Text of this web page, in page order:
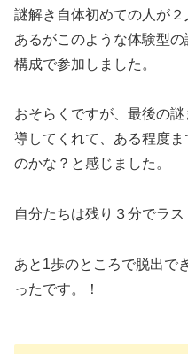
謎解き自体初めての人が
あるがこのような体験型
構成で参加しました。
おそらくですが、最後の
導してくれて、ある程度
のかな？と感じました。
自分たちは残り３分でラ
あと1歩のところで脱出で
ったです。！